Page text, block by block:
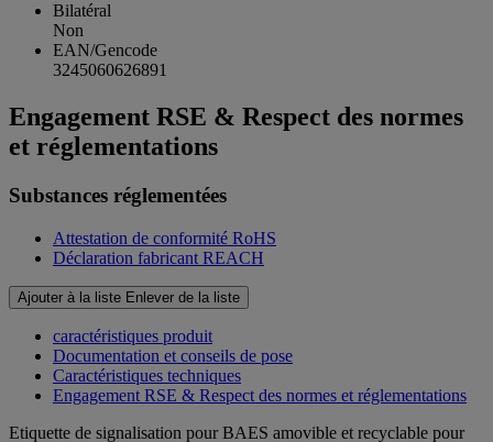
Bilatéral
Non
EAN/Gencode
3245060626891
Engagement RSE & Respect des normes
et réglementations
Substances réglementées
Attestation de conformité RoHS
Déclaration fabricant REACH
Ajouter à la liste Enlever de la liste
caractéristiques produit
Documentation et conseils de pose
Caractéristiques techniques
Engagement RSE & Respect des normes et réglementations
Etiquette de signalisation pour BAES amovible et recyclable pour